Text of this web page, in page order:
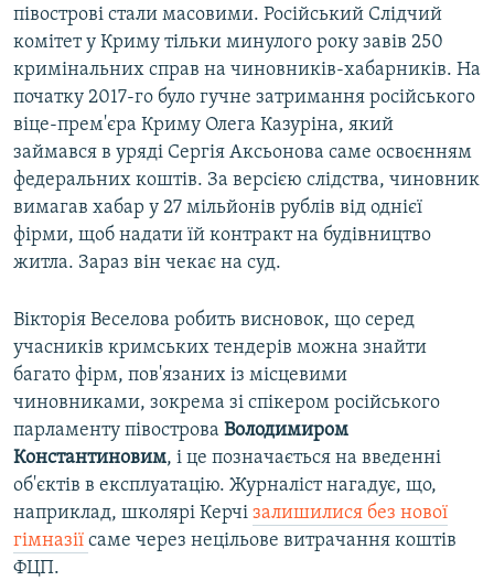
півострові стали масовими. Російський Слідчий
комітет у Криму тільки минулого року завів 250
кримінальних справ на чиновників-хабарників. На
початку 2017-го було гучне затримання російського
віце-прем'єра Криму Олега Казуріна, який
займався в уряді Сергія Аксьонова саме освоєнням
федеральних коштів. За версією слідства, чиновник
вимагав хабар у 27 мільйонів рублів від однієї
фірми, щоб надати їй контракт на будівництво
житла. Зараз він чекає на суд.
Вікторія Веселова робить висновок, що серед
учасників кримських тендерів можна знайти
багато фірм, пов'язаних із місцевими
чиновниками, зокрема зі спікером російського
парламенту півострова Володимиром
Константиновим, і це позначається на введенні
об'єктів в експлуатацію. Журналіст нагадує, що,
наприклад, школярі Керчі залишилися без нової
гімназії саме через нецільове витрачання коштів
ФЦП.